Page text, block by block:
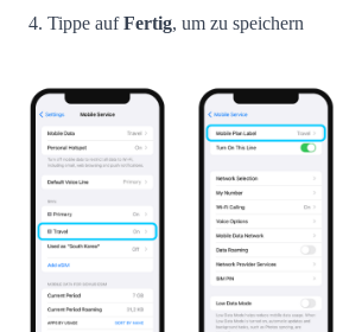
Tippe aufFertig, um zu speichern